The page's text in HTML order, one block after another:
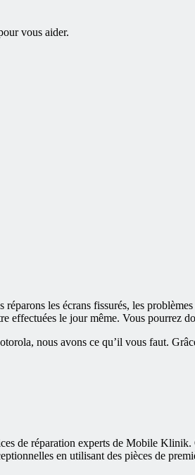
vous aider.
les écrans fissurés, les
effectuées le jour même. Vous pourrez
nous avons ce qu’il vous faut.
de réparation experts de Mobile
en utilisant des pièces de